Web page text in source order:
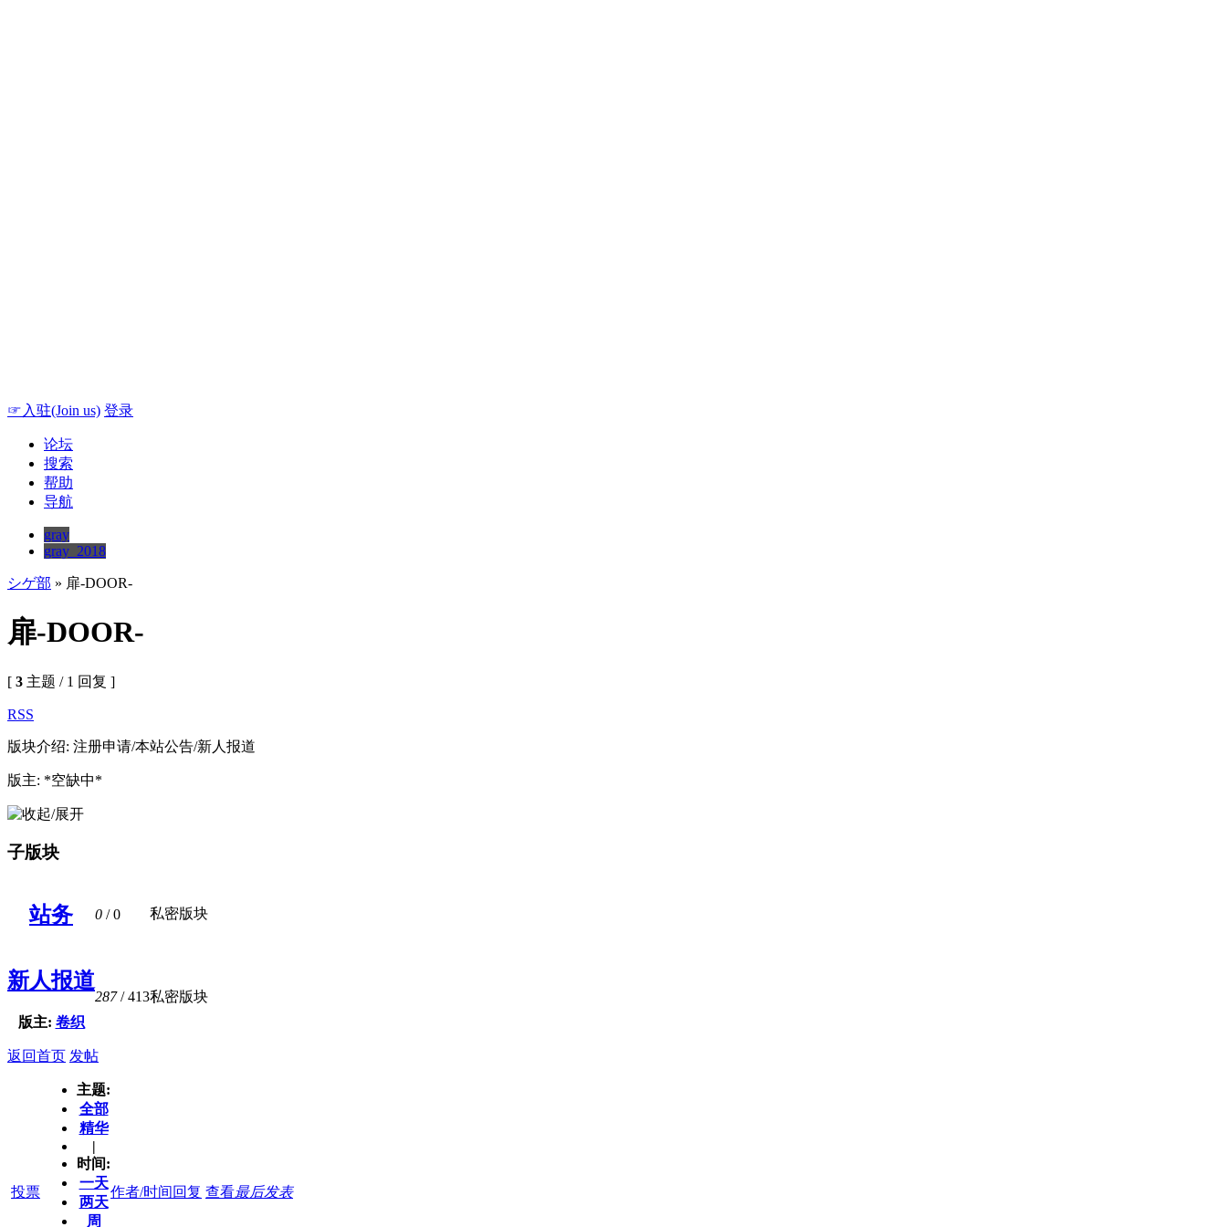
☞入驻(Join us) 登录
论坛
搜索
帮助
导航
gray
gray_2018
シゲ部 » 扉-DOOR-
扉-DOOR-
[ 3 主题 / 1 回复 ]
RSS
版块介绍: 注册申请/本站公告/新人报道
版主: *空缺中*
子版块
站务 0 / 0 私密版块
新人报道
版主: 卷织
287/ 413私密版块
返回首页 发帖
投票
主题:
全部
精华
|
时间:
一天
两天
周
作者/时间 回复 查看最后发表